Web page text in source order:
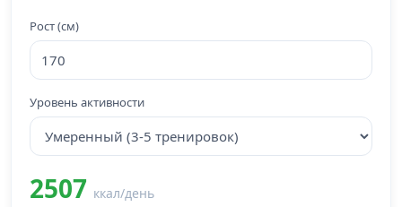
Рост (см)
Уровень активности
2507 ккал/день